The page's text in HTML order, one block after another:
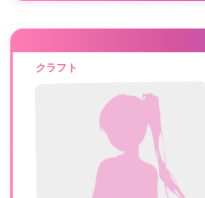
クラフト